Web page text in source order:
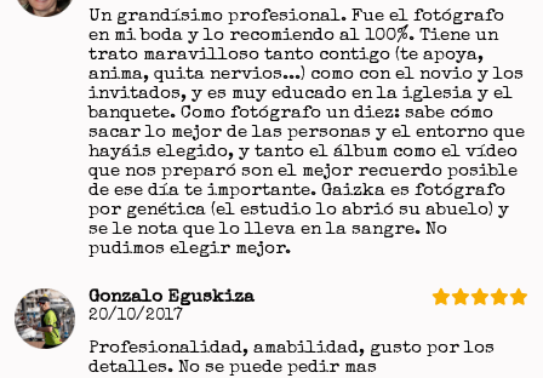
Un grandísimo profesional. Fue el fotógrafo
en mi boda y lo recomiendo al 100%. Tiene un
trato maravilloso tanto contigo (te apoya,
anima, quita nervios...) como con el novio y los
invitados, y es muy educado en la iglesia y el
banquete. Como fotógrafo un diez: sabe cómo
sacar lo mejor de las personas y el entorno que
hayáis elegido, y tanto el álbum como el vídeo
que nos preparó son el mejor recuerdo posible
de ese día te importante. Gaizka es fotógrafo
por genética (el estudio lo abrió su abuelo) y
se le nota que lo lleva en la sangre. No
pudimos elegir mejor.
Gonzalo Eguskiza
20/10/2017
Profesionalidad, amabilidad, gusto por los
detalles. No se puede pedir mas